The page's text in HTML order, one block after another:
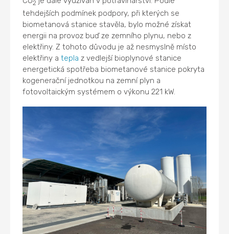
2
tehdejších podmínek podpory, při kterých se
biometanová stanice stavěla, bylo možné získat
energii na provoz buď ze zemního plynu, nebo z
elektřiny. Z tohoto důvodu je až nesmyslně místo
elektřiny atepla z vedlejší bioplynové stanice
energetická spotřeba biometanové stanice pokryta
kogenerační jednotkou na zemní plyn a
fotovoltaickým systémem o výkonu 221 kW.